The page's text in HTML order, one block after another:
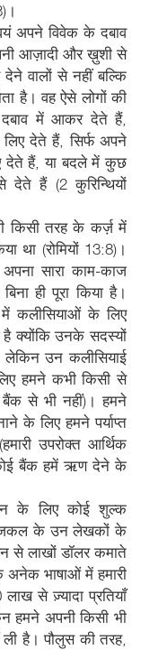
अपने विवेक के दबाव
आज़ादी और ख़ुशी से
वालों से नहीं बल्कि
है। वह ऐसे लोगों की
दबाव में आकर देते हैं,
लिए देते हैं, सिर्फ अपने
देते हैं, या बदले में कुछ
देते हैं (2 कुरिन्थियों
किसी तरह के कर्ज़ में
था (रोमियों 13:8)।
सारा काम-काज
ही पूरा किया है।
में कलीसियाओं के लिए
है क्योंकि उनके सदस्यों
उन कलीसियाई
हमने कभी किसी से
बैंक से भी नहीं)। हमने
के लिए हमने पर्याप्त
उपरोक्त आर्थिक
बैंक हमें ऋण देने के
के लिए कोई शुल्क
आजकल के उन लेखकों के
से लाखों डॉलर कमाते
अनेक भाषाओं में हमारी
से ज़्यादा प्रतियाँ
हमने अपनी किसी भी
है। पौलुस की तरह,